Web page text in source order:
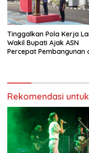
Tinggalkan Pola Kerja
Wakil Bupati Ajak ASN
Percepat Pembangunan
Rekomendasi